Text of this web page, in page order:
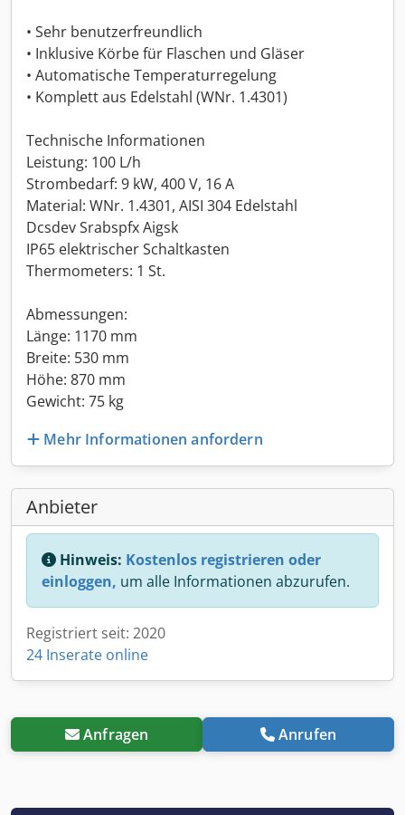
• Sehr benutzerfreundlich
• Inklusive Körbe für Flaschen und Gläser
• Automatische Temperaturregelung
• Komplett aus Edelstahl (WNr. 1.4301)
Technische Informationen
Leistung: 100 L/h
Strombedarf: 9 kW, 400 V, 16 A
Material: WNr. 1.4301, AISI 304 Edelstahl
Dcsdev Srabspfx Aigsk
IP65 elektrischer Schaltkasten
Thermometers: 1 St.
Abmessungen:
Länge: 1170 mm
Breite: 530 mm
Höhe: 870 mm
Gewicht: 75 kg
Mehr Informationen anfordern
Anbieter
Hinweis: Kostenlos registrieren oder
einloggen, um alle Informationen abzurufen.
Registriert seit: 2020
24 Inserate online
Anfragen Anrufen